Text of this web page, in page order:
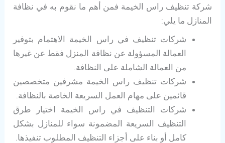
شركة تنظيف راس الخيمة فمن أهم ما نقوم به في نظافة
المنازل ما يلي:
شركات تنظيف في راس الخيمة الاهتمام بتوفير
العمالة المسؤولة عن نظافة المنزل فقط عن غيرها
من العمالة الشاملة على النظافة.
شركات تنظيف راس الخيمة مشرفين متخصصين
قائمين على مهام العمل السريعة الخاصة بالنظافة.
شركات التنظيف في راس الخيمة اختيار طرق
التنظيف السريعة المضمونة سواء للمنازل بشكل
كامل أو بناء على أجزاء التنظيف المطلوب تنفيذها.